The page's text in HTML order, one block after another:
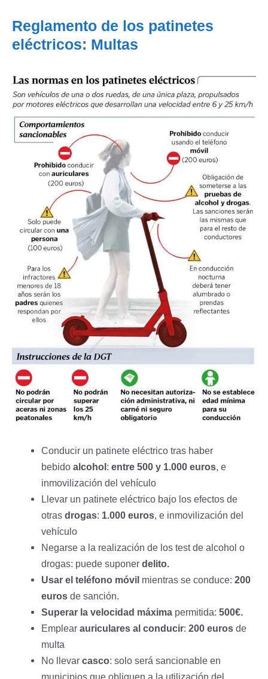
Reglamento de los patinetes
eléctricos: Multas
Conducir un patinete eléctrico tras haber
bebidoalcohol:entre 500 y 1.000 euros, e
inmovilización del vehículo
Llevar un patinete eléctrico bajo los efectos de
otrasdrogas: 1.000 euros, e inmovilización del
vehículo
Negarse a la realización de los test de alcohol o
drogas: puede suponerdelito.
Usar el teléfono móvil mientras se conduce:200
euros de sanción.
Superar la velocidad máxima permitida:500€.
Emplearauriculares al conducir:200 euros de
multa
No llevarcasco: solo será sancionable en
municipios que obliguen a la utilización del